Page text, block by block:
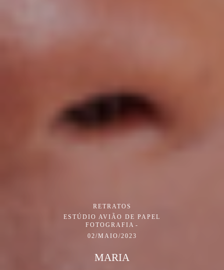
RETRATOS
ESTÚDIO AVIÃO DE PAPEL
FOTOGRAFIA
02/MAIO/2023
MARIA